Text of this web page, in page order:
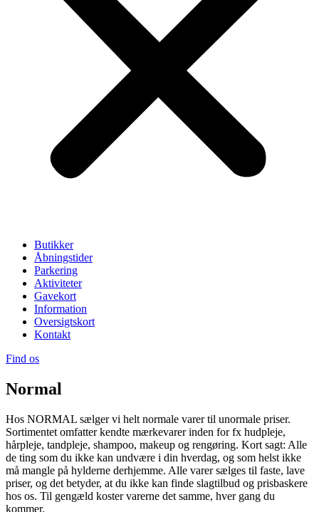
Butikker
Åbningstider
Parkering
Aktiviteter
Gavekort
Information
Oversigtskort
Kontakt
Find os
Normal
Hos NORMAL sælger vi helt normale varer til unormale priser.
Sortimentet omfatter kendte mærkevarer inden for fx hudpleje,
hårpleje, tandpleje, shampoo, makeup og rengøring. Kort sagt: Alle
de ting som du ikke kan undvære i din hverdag, og som helst ikke
må mangle på hylderne derhjemme. Alle varer sælges til faste, lave
priser, og det betyder, at du ikke kan finde slagtilbud og prisbaskere
hos os. Til gengæld koster varerne det samme, hver gang du
kommer.